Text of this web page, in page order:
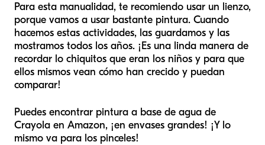
Para esta manualidad, te recomiendo usar un lienzo,
porque vamos a usar bastante pintura. Cuando
hacemos estas actividades, las guardamos y las
mostramos todos los años. ¡Es una linda manera de
recordar lo chiquitos que eran los niños y para que
ellos mismos vean cómo han crecido y puedan
comparar!
Puedes encontrar pintura a base de agua de
Crayola en Amazon, ¡en envases grandes! ¡Y lo
mismo va para los pinceles!